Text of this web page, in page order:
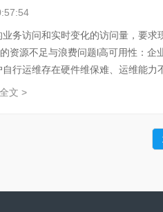
务访问和实时变化的访问量，要求
资源不足与浪费问题l高可用性：企
行运维存在硬件维保难、运维能力
纪互联高等级数据中心为基础，以
文 >